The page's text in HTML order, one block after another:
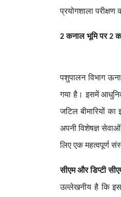
प्रयोगशाला परीक्षण
2 कनाल भूमि पर 2
पशुपालन विभाग
गया है। इसमें
जटिल बीमारियों
अपनी विशेषज्ञ
लिए एक महत्वपूर्ण
सीएम और डिप्टी
उल्लेखनीय है कि